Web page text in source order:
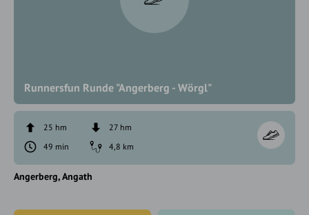
Runnersfun Runde "Angerberg - Wörgl"
25 hm
27 hm
49 min
4,8 km
Angerberg Angath